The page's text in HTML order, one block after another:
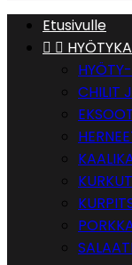
Etusivulle
 
CHILIT
KURKUT